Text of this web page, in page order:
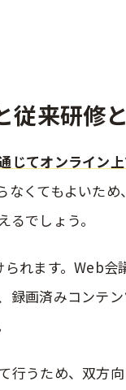
従来研修
じてオンライン
なくてもよいた
でしょう。
れます。Web会
録画済みコンテ
行うため、双方